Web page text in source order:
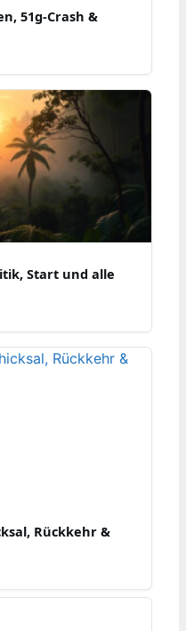
51g-Crash &
Start und alle
Rückkehr &